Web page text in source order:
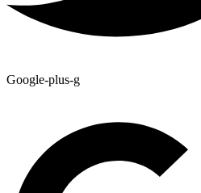
Google-plus-g